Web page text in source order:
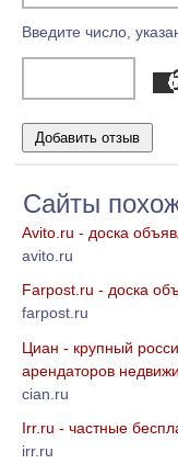
Введите число,
Сайты
Avito.ru - доска
avito.ru
Farpost.ru - доска
farpost.ru
Циан - крупный
арендаторов
cian.ru
Irr.ru - частные
irr.ru